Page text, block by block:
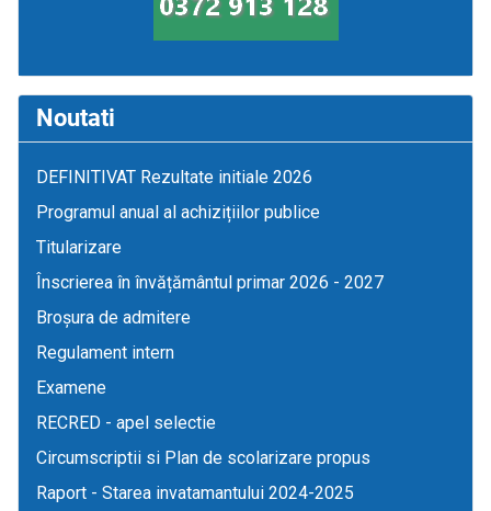
Noutati
DEFINITIVAT Rezultate initiale 2026
Programul anual al achizițiilor publice
Titularizare
Înscrierea în învățământul primar 2026 - 2027
Broșura de admitere
Regulament intern
Examene
RECRED - apel selectie
Circumscriptii si Plan de scolarizare propus
Raport - Starea invatamantului 2024-2025